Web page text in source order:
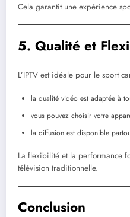
Cela garantit une expérience
5. Qualité et
L’IPTV est idéale pour le sport
la qualité vidéo est adaptée à
vous pouvez choisir votre
la diffusion est disponible
La flexibilité et la performance
télévision traditionnelle.
Conclusion